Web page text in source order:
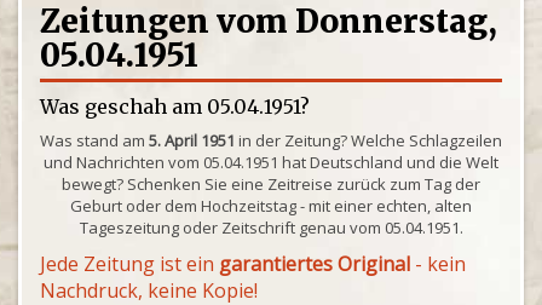
Zeitungen vom Donnerstag,
05.04.1951
Was geschah am 05.04.1951?
Was stand am 5. April 1951 in der Zeitung? Welche Schlagzeilen
und Nachrichten vom 05.04.1951 hat Deutschland und die Welt
bewegt? Schenken Sie eine Zeitreise zurück zum Tag der
Geburt oder dem Hochzeitstag - mit einer echten, alten
Tageszeitung oder Zeitschrift genau vom 05.04.1951.
Jede Zeitung ist ein garantiertes Original - kein
Nachdruck, keine Kopie!